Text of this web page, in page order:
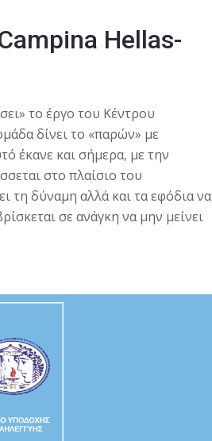
Hellas-
το έργο του Κέντρου
δίνει το «παρών» με
έκανε και σήμερα, με την
στο πλαίσιο του
τη δύναμη αλλά και τα εφόδια να
σε ανάγκη να μην μείνει